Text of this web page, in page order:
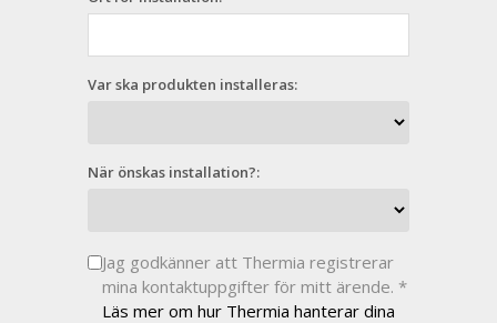
Var ska produkten installeras:
När önskas installation?:
Jag godkänner att Thermia registrerar
mina kontaktuppgifter för mitt ärende. *
Läs mer om hur Thermia hanterar dina